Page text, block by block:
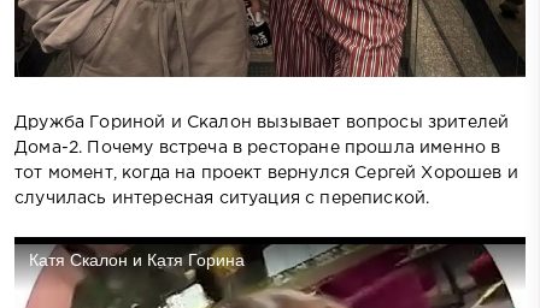
Дружба Гориной и Скалон вызывает вопросы зрителей
Дома-2. Почему встреча в ресторане прошла именно в
тот момент, когда на проект вернулся Сергей Хорошев и
случилась интересная ситуация с перепиской.